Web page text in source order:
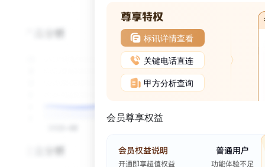
标讯详情查看
关键电话直连
甲方分析查询
会员尊享权益